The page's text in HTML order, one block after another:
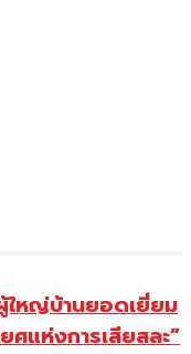
ใหญ่บ้านยอดเยี่ยม
แห่งการเสียสละ”